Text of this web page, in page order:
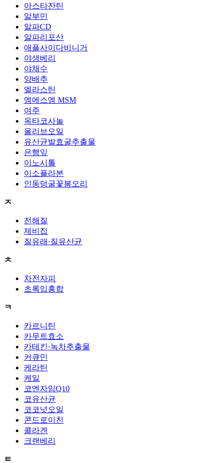
아스타잔틴
알부민
알파CD
알파리포산
애플사이다비니거
야생베리
야채수
양배추
엘라스틴
엠에스엠 MSM
여주
옥타코사놀
올리브오일
유산균발효굴추출물
은행잎
이노시톨
이소플라본
인동덩굴꽃봉오리
ㅈ
전해질
제비집
질유래·질유산균
ㅊ
차전자피
초록입홍합
ㅋ
카르니틴
카무트효소
카테킨·녹차추출물
커큐민
케라틴
케일
코엔자임Q10
코유산균
코코넛오일
콘드로이친
콜라겐
크랜베리
ㅌ